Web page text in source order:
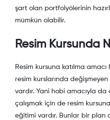
şart olan portfolyölerinin
mümkün olabilir.
Resim Kursunda
Resim kursuna katılma
resim kurslarında
vardır. Yani hobi amacıyla da
çalışmak için de resim
eğitimi vardır. Bunlar bir plan